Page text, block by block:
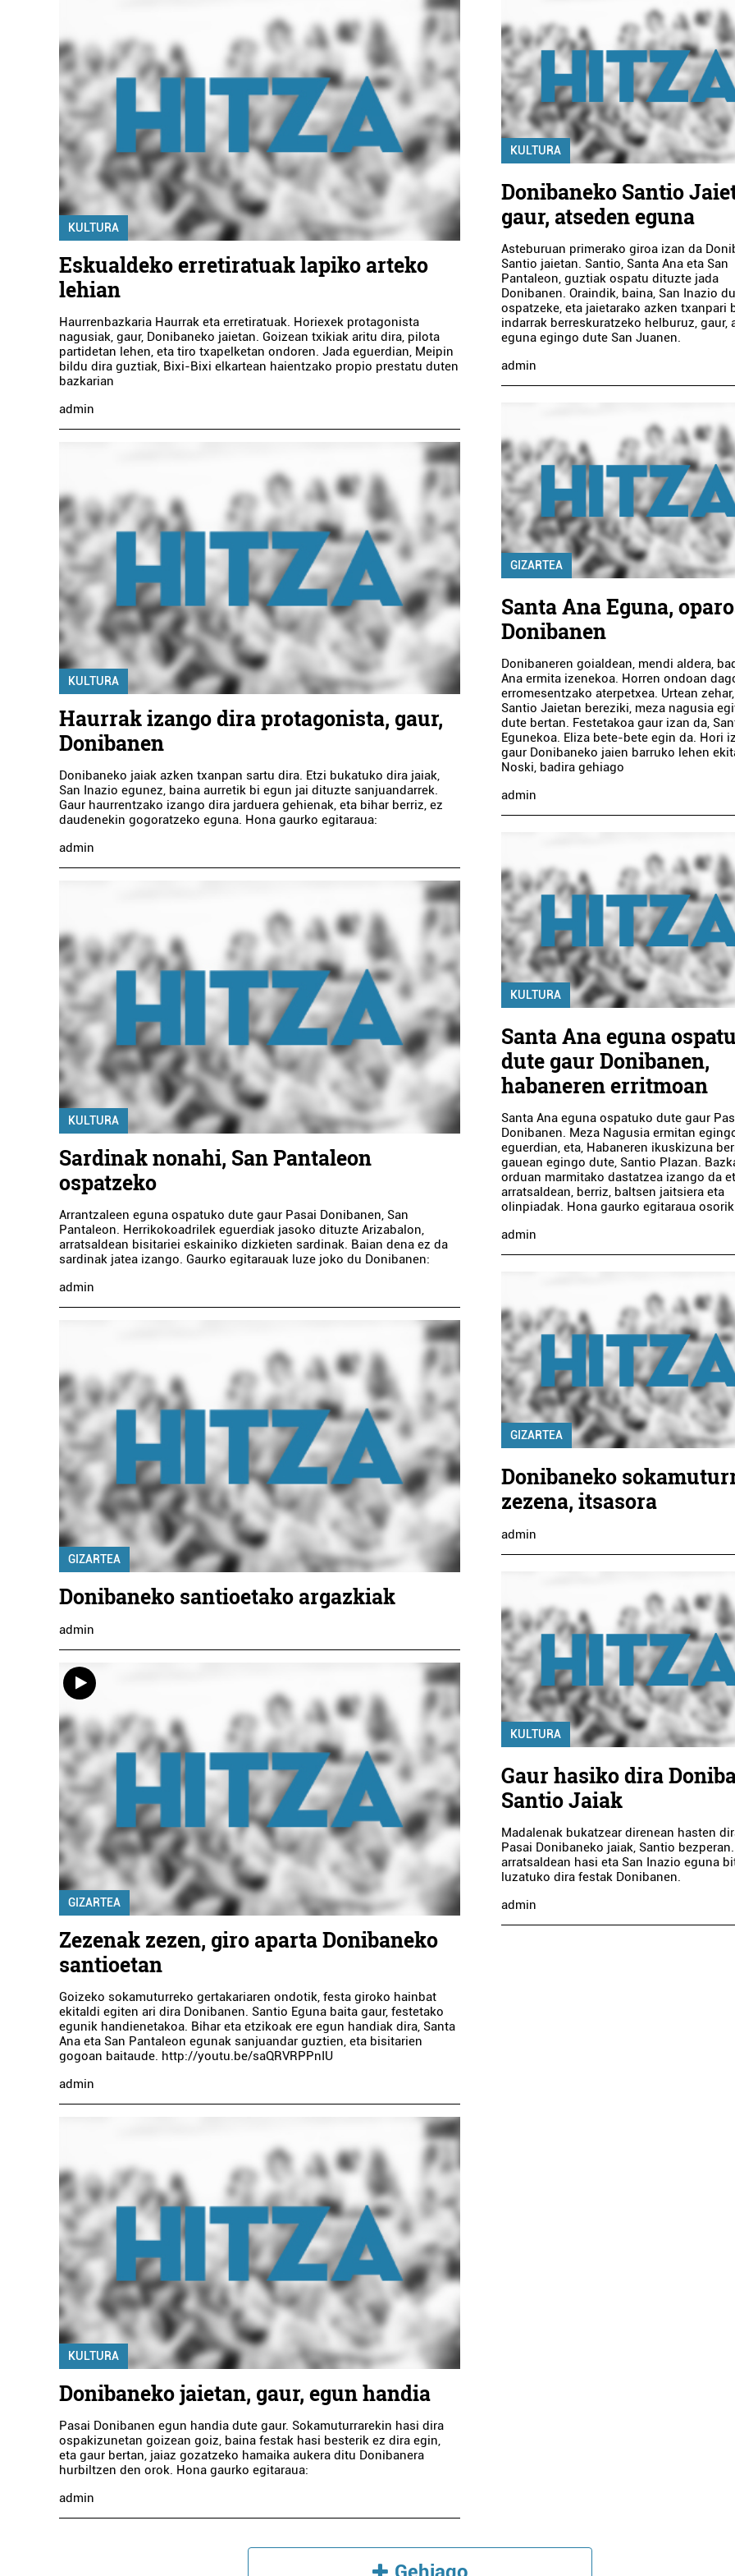
KULTURA
Eskualdeko erretiratuak lapiko arteko
lehian
Haurrenbazkaria Haurrak eta erretiratuak. Horiexek protagonista
nagusiak, gaur, Donibaneko jaietan. Goizean txikiak aritu dira, pilota
partidetan lehen, eta tiro txapelketan ondoren. Jada eguerdian, Meipin
bildu dira guztiak, Bixi-Bixi elkartean haientzako propio prestatu duten
bazkarian
admin
KULTURA
Haurrak izango dira protagonista, gaur,
Donibanen
Donibaneko jaiak azken txanpan sartu dira. Etzi bukatuko dira jaiak,
San Inazio egunez, baina aurretik bi egun jai dituzte sanjuandarrek.
Gaur haurrentzako izango dira jarduera gehienak, eta bihar berriz, ez
daudenekin gogoratzeko eguna. Hona gaurko egitaraua:
admin
KULTURA
Sardinak nonahi, San Pantaleon
ospatzeko
Arrantzaleen eguna ospatuko dute gaur Pasai Donibanen, San
Pantaleon. Herrikokoadrilek eguerdiak jasoko dituzte Arizabalon,
arratsaldean bisitariei eskainiko dizkieten sardinak. Baian dena ez da
sardinak jatea izango. Gaurko egitarauak luze joko du Donibanen:
admin
GIZARTEA
Donibaneko santioetako argazkiak
admin
GIZARTEA
Zezenak zezen, giro aparta Donibaneko
santioetan
Goizeko sokamuturreko gertakariaren ondotik, festa giroko hainbat
ekitaldi egiten ari dira Donibanen. Santio Eguna baita gaur, festetako
egunik handienetakoa. Bihar eta etzikoak ere egun handiak dira, Santa
Ana eta San Pantaleon egunak sanjuandar guztien, eta bisitarien
gogoan baitaude. http://youtu.be/saQRVRPPnIU
admin
KULTURA
Donibaneko jaietan, gaur, egun handia
Pasai Donibanen egun handia dute gaur. Sokamuturrarekin hasi dira
ospakizunetan goizean goiz, baina festak hasi besterik ez dira egin,
eta gaur bertan, jaiaz gozatzeko hamaika aukera ditu Donibanera
hurbiltzen den orok. Hona gaurko egitaraua:
admin
KULTURA
Donibaneko Santio
gaur, atseden eguna
Asteburuan primerako giroa izan da
Santio jaietan. Santio, Santa Ana eta San
Pantaleon, guztiak ospatu dituzte jada
Donibanen. Oraindik, baina, San Inazio
ospatzeke, eta jaietarako azken txanpari
indarrak berreskuratzeko helburuz, gaur,
eguna egingo dute San Juanen.
admin
GIZARTEA
Santa Ana Eguna,
Donibanen
Donibaneren goialdean, mendi aldera,
Ana ermita izenekoa. Horren ondoan
erromesentzako aterpetxea. Urtean
Santio Jaietan bereziki, meza nagusia
dute bertan. Festetakoa gaur izan da,
Egunekoa. Eliza bete-bete egin da. Hori
gaur Donibaneko jaien barruko lehen
Noski, badira gehiago
admin
KULTURA
Santa Ana eguna
dute gaur Donibanen,
habaneren erritmoan
Santa Ana eguna ospatuko dute gaur
Donibanen. Meza Nagusia ermitan
eguerdian, eta, Habaneren ikuskizuna
gauean egingo dute, Santio Plazan.
orduan marmitako dastatzea izango da
arratsaldean, berriz, baltsen jaitsiera eta
olinpiadak. Hona gaurko egitaraua
admin
GIZARTEA
Donibaneko
zezena, itsasora
admin
KULTURA
Gaur hasiko dira
Santio Jaiak
Madalenak bukatzear direnean hasten
Pasai Donibaneko jaiak, Santio
arratsaldean hasi eta San Inazio eguna
luzatuko dira festak Donibanen.
admin
VALENTIN FOTO-BIDEOA
Errenteria-Orereta
Argitaletxeak
ALBERDANIA
ARGITALETXEA
Irun
Argazkilaritza
VALENTIN FOTO-
Errenteria-Orereta